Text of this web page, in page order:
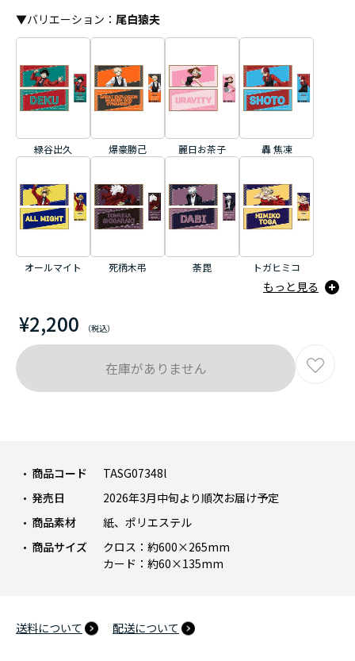
¥2,200
商品コード
TASG07348l
発売日
2026年3月中旬より順次お届け予定
商品素材
紙、ポリエステル
商品サイズ
クロス：約600×265mm
カード：約60×135mm
送料について 配送について
▼バリエーション ： 尾白猿夫
緑谷出久 爆豪勝己 麗日お茶子 轟 焦凍
オールマイト 死柄木弔 荼毘 トガヒミコ
もっと見る
在庫がありません